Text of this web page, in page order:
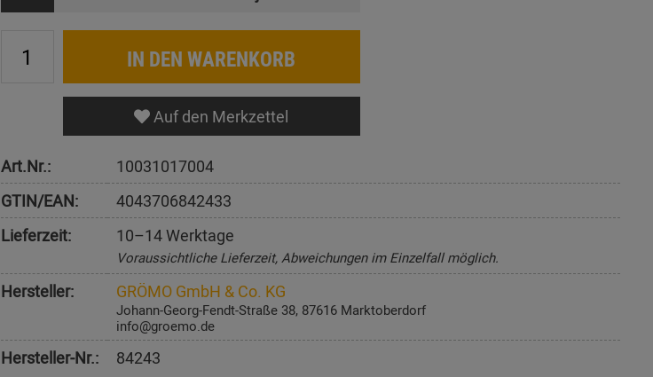
IN DEN WARENKORB
Auf den Merkzettel
Art.Nr.:
10031017004
GTIN/EAN:
4043706842433
Lieferzeit:
10–14 Werktage
Voraussichtliche Lieferzeit, Abweichungen im Einzelfall möglich.
Hersteller: GRÖMO GmbH & Co. KG
Johann-Georg-Fendt-Straße 38, 87616 Marktoberdorf
info@groemo.de
Hersteller-Nr.: 84243